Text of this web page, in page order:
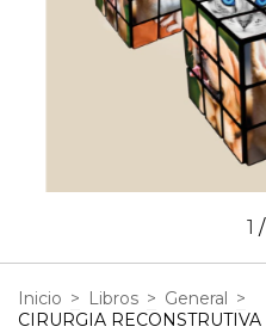
1 /
Inicio > Libros > General
>
CIRURGIA